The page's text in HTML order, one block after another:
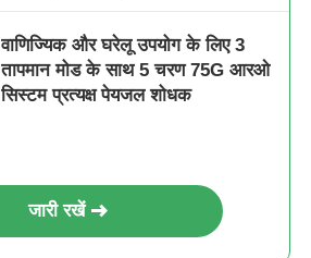
वाणिज्यिक और घरेलू उपयोग के लिए 3
तापमान मोड के साथ 5 चरण 75G आरओ
सिस्टम प्रत्यक्ष पेयजल शोधक
जारी रखें